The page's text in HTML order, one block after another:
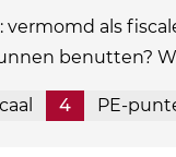
als
benutten?
4 PE-